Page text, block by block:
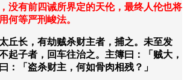
没有前四诫所界定的天伦，最终人伦也将
何等严刑峻法。
丘长，有劫贼杀财主者，捕之。未至发
起子者，回车往治之。主簿曰：「贼大，
：「盗杀财主，何如骨肉相残？」